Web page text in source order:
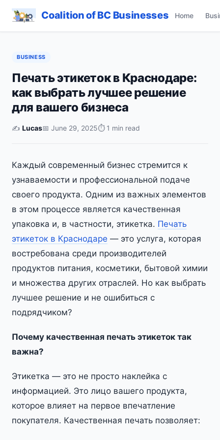
Coalition of BC Businesses Home
BUSINESS
Печать этикеток в Краснодаре:
как выбрать лучшее решение
для вашего бизнеса
✍️ Lucas📅 June 29, 2025⏱ 1 min read
Каждый современный бизнес стремится к
узнаваемости и профессиональной подаче
своего продукта. Одним из важных элементов
в этом процессе является качественная
упаковка и, в частности, этикетка. Печать
этикеток в Краснодаре — это услуга, которая
востребована среди производителей
продуктов питания, косметики, бытовой химии
и множества других отраслей. Но как выбрать
лучшее решение и не ошибиться с
подрядчиком?
Почему качественная печать этикеток так
важна?
Этикетка — это не просто наклейка с
информацией. Это лицо вашего продукта,
которое влияет на первое впечатление
покупателя. Качественная печать позволяет: